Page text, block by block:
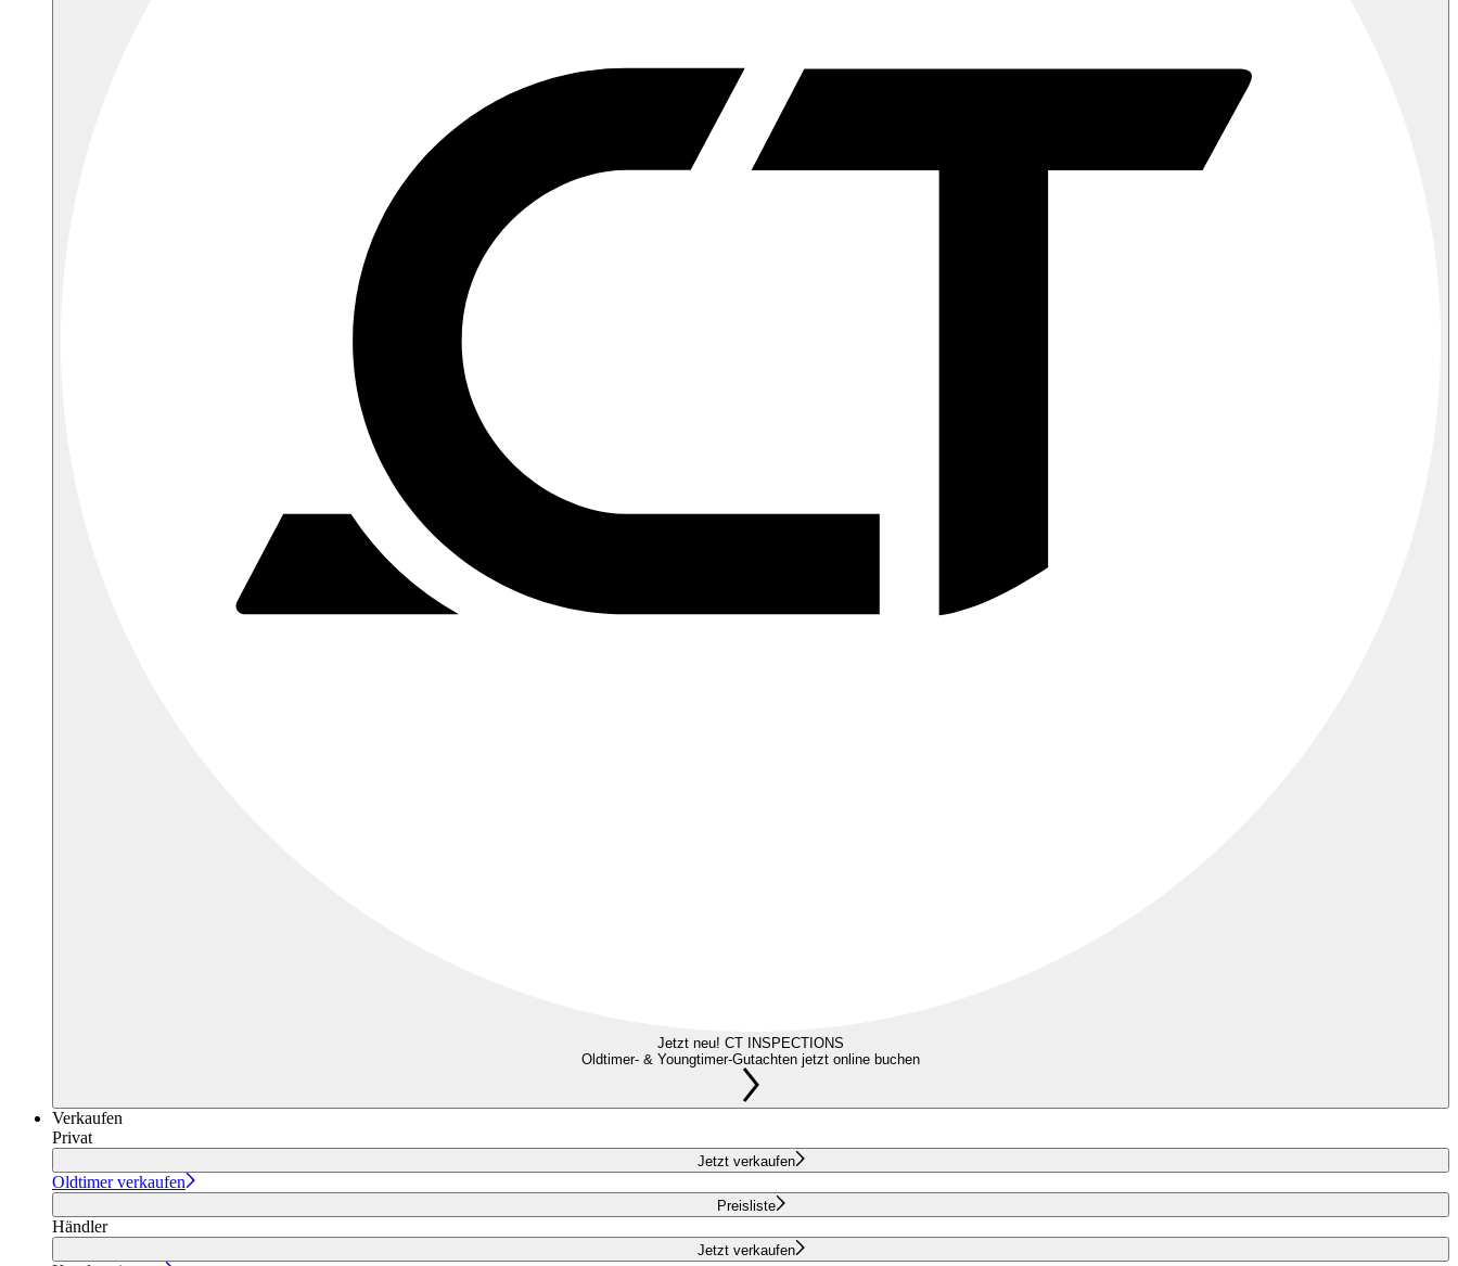
Jetzt neu! CT INSPECTIONS
Oldtimer- & Youngtimer-Gutachten jetzt online buchen
Verkaufen
Privat
Jetzt verkaufen
Oldtimer verkaufen
Preisliste
Händler
Jetzt verkaufen